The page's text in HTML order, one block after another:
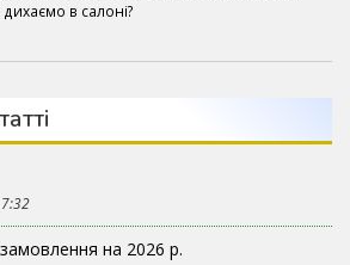
в салоні?
на 2026 р.